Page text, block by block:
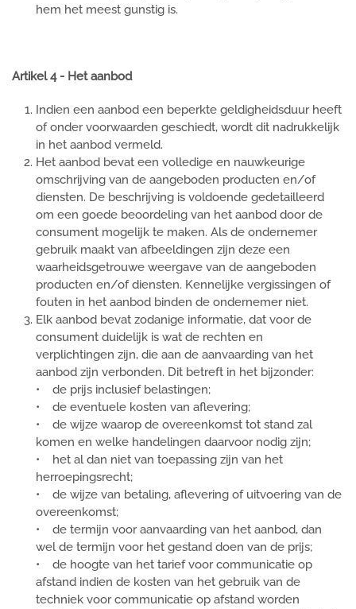
hem het meest gunstig is.
Artikel 4 - Het aanbod
Indien een aanbod een beperkte geldigheidsduur heeft
of onder voorwaarden geschiedt, wordt dit nadrukkelijk
in het aanbod vermeld.
Het aanbod bevat een volledige en nauwkeurige
omschrijving van de aangeboden producten en/of
diensten. De beschrijving is voldoende gedetailleerd
om een goede beoordeling van het aanbod door de
consument mogelijk te maken. Als de ondernemer
gebruik maakt van afbeeldingen zijn deze een
waarheidsgetrouwe weergave van de aangeboden
producten en/of diensten. Kennelijke vergissingen of
fouten in het aanbod binden de ondernemer niet.
Elk aanbod bevat zodanige informatie, dat voor de
consument duidelijk is wat de rechten en
verplichtingen zijn, die aan de aanvaarding van het
aanbod zijn verbonden. Dit betreft in het bijzonder:
• de prijs inclusief belastingen;
• de eventuele kosten van aflevering;
• de wijze waarop de overeenkomst tot stand zal
komen en welke handelingen daarvoor nodig zijn;
• het al dan niet van toepassing zijn van het
herroepingsrecht;
• de wijze van betaling, aflevering of uitvoering van de
overeenkomst;
• de termijn voor aanvaarding van het aanbod, dan
wel de termijn voor het gestand doen van de prijs;
• de hoogte van het tarief voor communicatie op
afstand indien de kosten van het gebruik van de
techniek voor communicatie op afstand worden